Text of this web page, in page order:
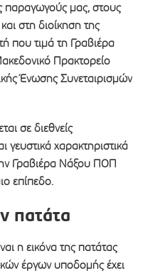
παραγωγούς μας, στους
στη διοίκηση της
που τιμά τη Γραβιέρα
Πρακτορείο
Ένωσης Συνεταιρισμών
σε διεθνείς
γευστικά χαρακτηριστικά
Γραβιέρα Νάξου ΠΟΠ
επίπεδο.
πατάτα
η εικόνα της πατάτας
έργων υποδομής έχει